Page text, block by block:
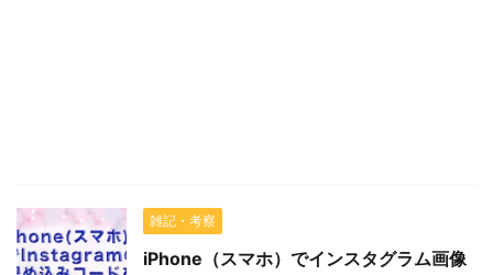
雑記・考察
iPhone（スマホ）でインスタグラム画像